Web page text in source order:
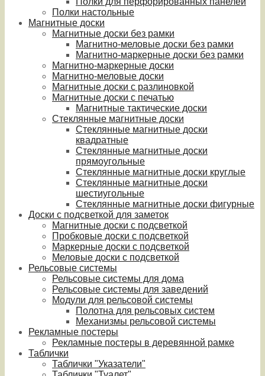
Полки настольные
Магнитные доски
Магнитные доски без рамки
Магнитно-меловые доски без рамки
Магнитно-маркерные доски без рамки
Магнитно-маркерные доски
Магнитно-меловые доски
Магнитные доски с разлиновкой
Магнитные доски с печатью
Магнитные тактические доски
Стеклянные магнитные доски
Стеклянные магнитные доски
квадратные
Стеклянные магнитные доски
прямоугольные
Стеклянные магнитные доски круглые
Стеклянные магнитные доски
шестиугольные
Стеклянные магнитные доски фигурные
Доски с подсветкой для заметок
Магнитные доски с подсветкой
Пробковые доски с подсветкой
Маркерные доски с подсветкой
Меловые доски с подсветкой
Рельсовые системы
Рельсовые системы для дома
Рельсовые системы для заведений
Модули для рельсовой системы
Полотна для рельсовых систем
Механизмы рельсовой системы
Рекламные постеры
Рекламные постеры в деревянной рамке
Таблички
Таблички "Указатели"